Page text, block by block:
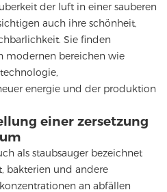
der luft in einer sauberen
auch ihre schönheit,
Sie finden
modernen bereichen wie
energie und der produktion
einer zersetzung
als staubsauger bezeichnet
bakterien und andere
an abfällen